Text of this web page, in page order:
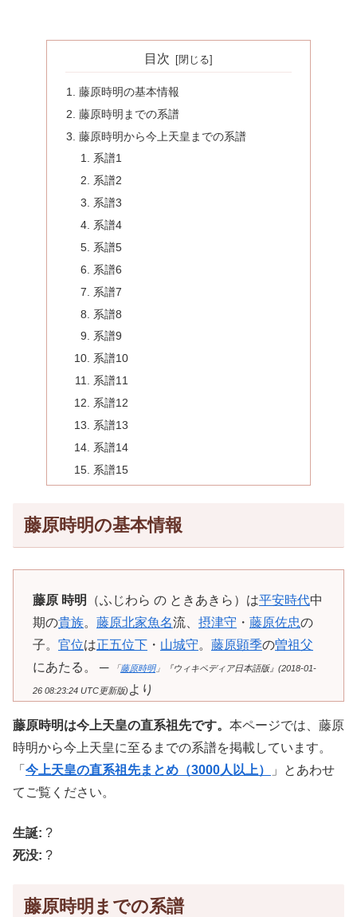
目次
藤原時明の基本情報
藤原時明までの系譜
藤原時明から今上天皇までの系譜
系譜1
系譜2
系譜3
系譜4
系譜5
系譜6
系譜7
系譜8
系譜9
系譜10
系譜11
系譜12
系譜13
系譜14
系譜15
藤原時明の基本情報
藤原 時明 （ふじわら の ときあきら）は平安時代中
期の貴族。 藤原北家魚名流、 摂津守 ・ 藤原佐忠の
子。 官位は正五位下 ・ 山城守。 藤原顕季の曽祖父
にあたる。 ─
「 藤原時明」『ウィキペディア日本語版』(2018-01-
26 08:23:24 UTC更新版) より
藤原時明は今上天皇の直系祖先です。 本ページでは、藤原
時明から今上天皇に至るまでの系譜を掲載しています。
「 今上天皇の直系祖先まとめ（3000人以上）
」とあわせ
てご覧ください。
生誕: ?
死没: ?
藤原時明までの系譜